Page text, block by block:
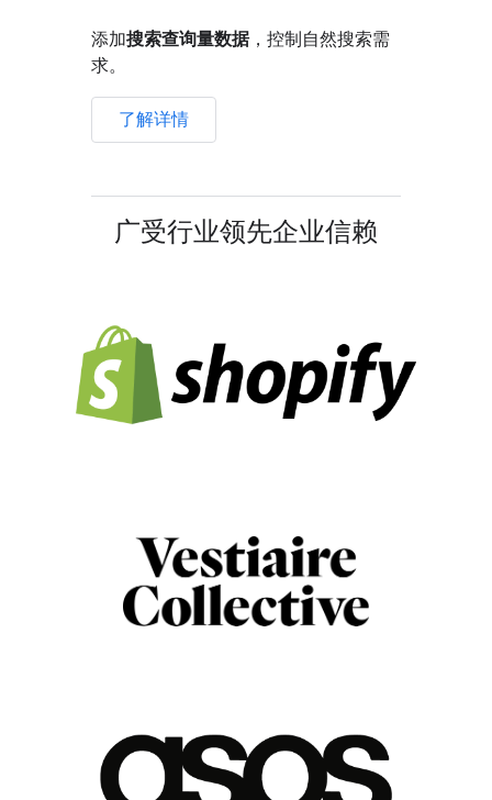
添加搜索查询量数据，控制自然搜索需
求。
了解详情
广受行业领先企业信赖